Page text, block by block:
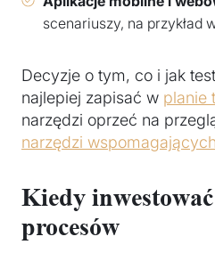
scenariuszy, na przykład
Decyzje o tym, co i jak
najlepiej zapisać w planie
narzędzi oprzeć na
narzędzi
Kiedy
procesów